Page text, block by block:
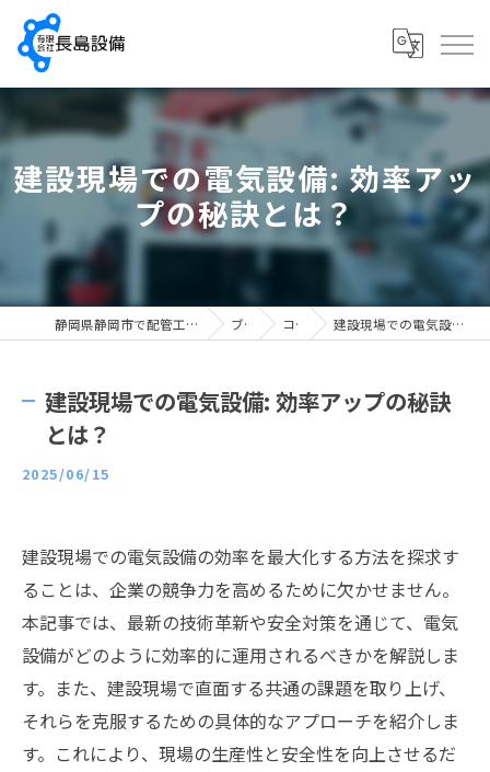
建設現場での電気設備: 効率アッ
プの秘訣とは？
静岡県静岡市で配管工の求人なら有限会社長島設備 ブログ コラム 建設現場での電気設備: 効率アップの秘訣とは？
建設現場での電気設備: 効率アップの秘訣
とは？
2025/06/15
建設現場での電気設備の効率を最大化する方法を探求す
ることは、企業の競争力を高めるために欠かせません。
本記事では、最新の技術革新や安全対策を通じて、電気
設備がどのように効率的に運用されるべきかを解説しま
す。また、建設現場で直面する共通の課題を取り上げ、
それらを克服するための具体的なアプローチを紹介しま
す。これにより、現場の生産性と安全性を向上させるだ